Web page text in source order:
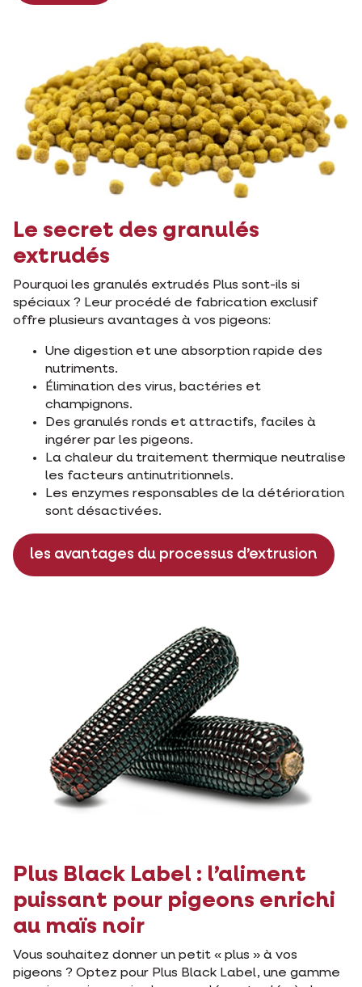
Le secret des granulés
extrudés
Pourquoi les granulés extrudés Plus sont-ils si
spéciaux ? Leur procédé de fabrication exclusif
offre plusieurs avantages à vos pigeons:
Une digestion et une absorption rapide des
nutriments.
Élimination des virus, bactéries et
champignons.
Des granulés ronds et attractifs, faciles à
ingérer par les pigeons.
La chaleur du traitement thermique neutralise
les facteurs antinutritionnels.
Les enzymes responsables de la détérioration
sont désactivées.
les avantages du processus d’extrusion
Plus Black Label : l’aliment
puissant pour pigeons enrichi
au maïs noir
Vous souhaitez donner un petit « plus » à vos
pigeons ? Optez pour Plus Black Label, une gamme